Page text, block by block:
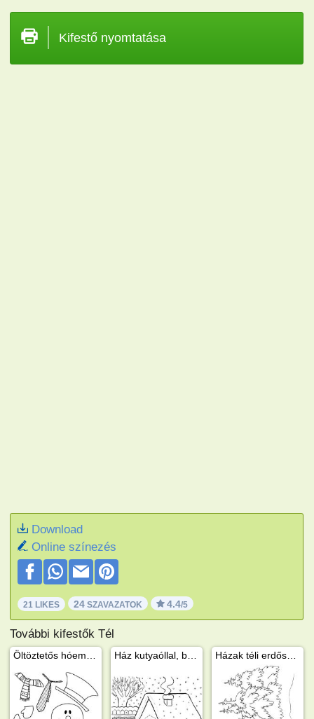
Kifestő nyomtatása
Download
Online színezés
21 LIKES 24 SZAVAZATOK 4.4/5
További kifestők Tél